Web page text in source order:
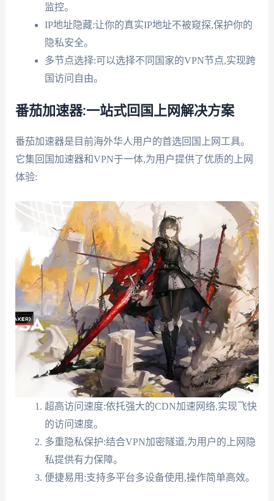
监控。
IP地址隐藏:让你的真实IP地址不被窥探,保护你的
隐私安全。
多节点选择:可以选择不同国家的VPN节点,实现跨
国访问自由。
番茄加速器:一站式回国上网解决方案
番茄加速器是目前海外华人用户的首选回国上网工具。
它集回国加速器和VPN于一体,为用户提供了优质的上网
体验:
超高访问速度:依托强大的CDN加速网络,实现飞快
的访问速度。
多重隐私保护:结合VPN加密隧道,为用户的上网隐
私提供有力保障。
便捷易用:支持多平台多设备使用,操作简单高效。